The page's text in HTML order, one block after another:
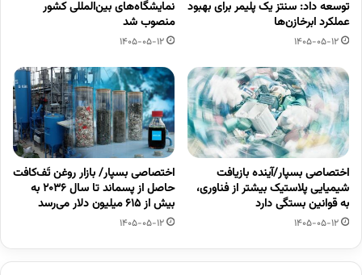
توسعه داد: سنتز یک پلیمر برای بهبود
عملکرد ابرخازن‌ها
1405-05-12
نمایشگاه‌های بین‌المللی کشور
منصوب شد
1405-05-12
اختصاصی بسپار/آینده بازیافت
شیمیایی پلاستیک بیشتر از فناوری،
به قوانین بستگی دارد
1405-05-12
اختصاصی بسپار/ بازار روغن تَف‌کافت
حاصل از پسماند تا سال ۲۰۳۶ به
بیش از ۶۱۵ میلیون دلار می‌رسد
1405-05-12